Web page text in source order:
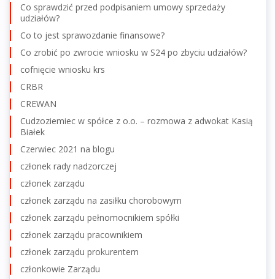
Co sprawdzić przed podpisaniem umowy sprzedaży
udziałów?
Co to jest sprawozdanie finansowe?
Co zrobić po zwrocie wniosku w S24 po zbyciu udziałów?
cofnięcie wniosku krs
CRBR
CREWAN
Cudzoziemiec w spółce z o.o. – rozmowa z adwokat Kasią
Białek
Czerwiec 2021 na blogu
członek rady nadzorczej
członek zarządu
członek zarządu na zasiłku chorobowym
członek zarządu pełnomocnikiem spółki
członek zarządu pracownikiem
członek zarządu prokurentem
członkowie Zarządu